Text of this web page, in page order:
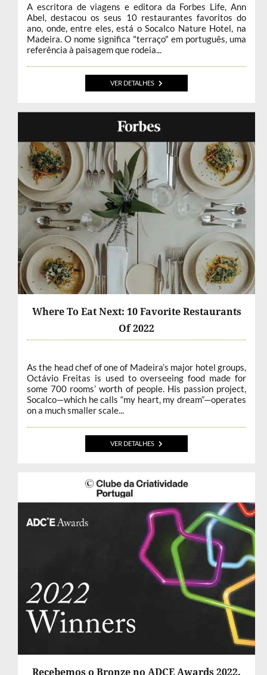
A escritora de viagens e editora da Forbes Life, Ann
Abel, destacou os seus 10 restaurantes favoritos do
ano, onde, entre eles, está o Socalco Nature Hotel, na
Madeira. O nome significa "terraço" em português, uma
referência à paisagem que rodeia...
VER DETALHES
Where To Eat Next: 10 Favorite Restaurants
Of 2022
As the head chef of one of Madeira’s major hotel groups,
Octávio Freitas is used to overseeing food made for
some 700 rooms’ worth of people. His passion project,
Socalco—which he calls “my heart, my dream”—operates
on a much smaller scale...
VER DETALHES
Recebemos o Bronze no ADCE Awards 2022.